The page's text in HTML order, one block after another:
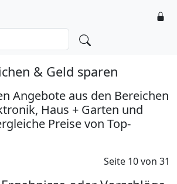
& Geld sparen
Angebote aus den Bereichen
Haus + Garten und
Preise von Top-
Seite 10 von 31